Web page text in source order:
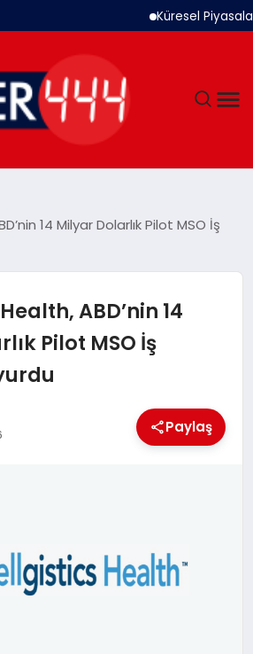
Küresel Piyasalar
14 Milyar Dolarlık Pilot MSO İş
ABD’nin 14
Pilot MSO İş
Paylaş